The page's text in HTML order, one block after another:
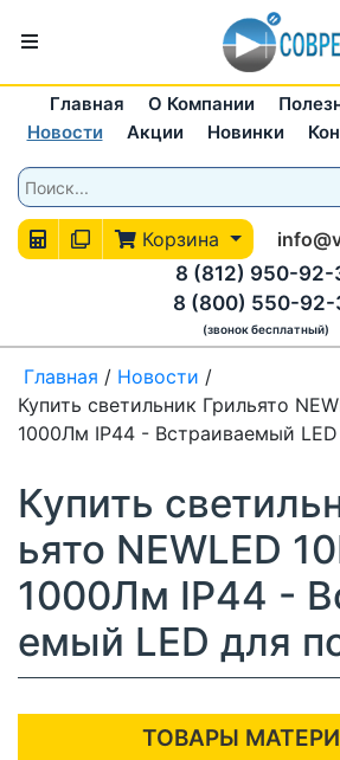
Главная О Компании
Новости
Акции Новинки
Корзина
8 (812) 950-92-
8 (800) 550-92-
(звонок бесплатный)
Главная / Новости /
Купить светильник Грильято
1000Лм IP44 - Встраиваемый LED
Купить
ьято NEWLED
1000Лм IP44 -
емый LED для
ТОВАРЫ